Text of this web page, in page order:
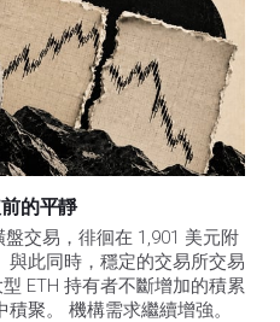
的平靜
交易，徘徊在 1,901 美元附
與此同時，穩定的交易所交易
ETH 持有者不斷增加的積累
聚。 機構需求繼續增強。